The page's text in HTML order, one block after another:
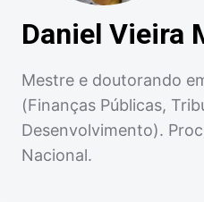
Daniel Vieira
Mestre e doutorando
(Finanças Públicas,
Desenvolvimento).
Nacional.